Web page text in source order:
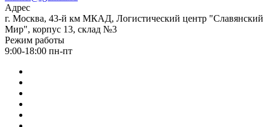
Адрес
г. Москва, 43-й км МКАД, Логистический центр "Славянский
Мир", корпус 13, склад №3
Режим работы
9:00-18:00 пн-пт